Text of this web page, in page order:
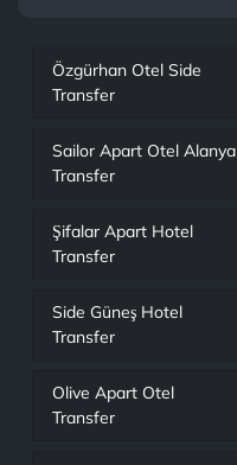
Özgürhan Otel Side
Transfer
Sailor Apart Otel Alanya
Transfer
Şifalar Apart Hotel
Transfer
Side Güneş Hotel
Transfer
Olive Apart Otel
Transfer